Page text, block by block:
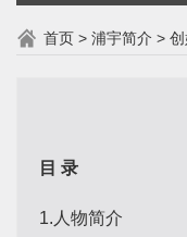
首页 > 浦宇简介 >
目 录
1.人物简介